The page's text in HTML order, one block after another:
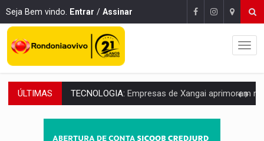
Seja Bem vindo. Entrar / Assinar
ÚLTIMAS PROTEGE A TERRA:China descobre como explodir asteroide com bomba
VÍDEO:Motociclista morre após bater na traseira de